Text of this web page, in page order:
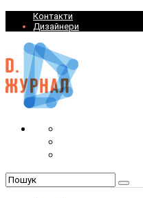
Контакти
Дизайнери